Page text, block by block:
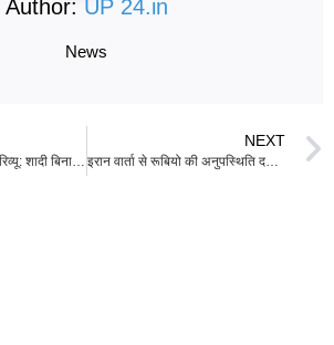
Author: UP 24.in
News
NEXT
इरान वार्ता से रूबियो की अनुपस्थिति दर्शाती है उनका घर पर ही रहने वाला किरदार